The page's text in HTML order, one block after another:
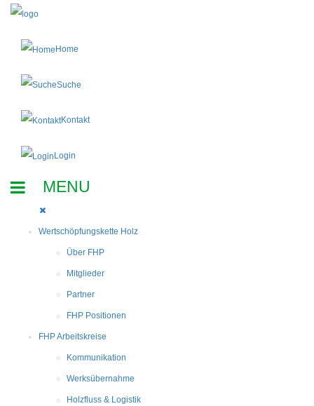
Home
Suche
Kontakt
Login
Wertschöpfungskette Holz
Über FHP
Mitglieder
Partner
FHP Positionen
FHP Arbeitskreise
Kommunikation
Werksübernahme
Holzfluss & Logistik